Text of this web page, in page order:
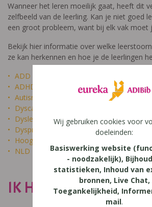
Wanneer het leren moeilijk gaat, heeft dit
zelfbeeld van de leerling. Kan je niet goed
een groot probleem, want bij elk vak moet
Bekijk hier informatie over welke
ze kan herkennen en hoe je de leerlingen
ADD
ADHD
Autisme
Dyscalculie
Dyslexie
Dyspraxie
Hoogbegaafdheid
NLD
IK HEET NIET DOM
Wij gebruiken cookies voor
doeleinden:
Basiswerking website
- noodzakelijk),
statistieken, Inhoud van
bronnen, Live Chat,
Toegankelijkheid,
mail.